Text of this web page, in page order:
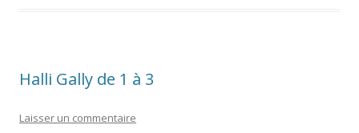
Halli Gally de 1 à 3
Laisser un commentaire